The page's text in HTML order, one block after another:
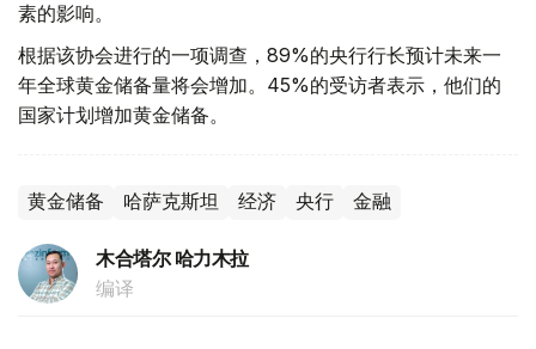
素的影响。
根据该协会进行的一项调查，89%的央行行长预计未来一
年全球黄金储备量将会增加。45%的受访者表示，他们的
国家计划增加黄金储备。
黄金储备 哈萨克斯坦 经济 央行 金融
木合塔尔 哈力木拉
编译